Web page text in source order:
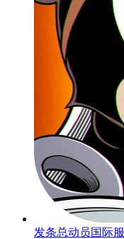
发条总动员国际服